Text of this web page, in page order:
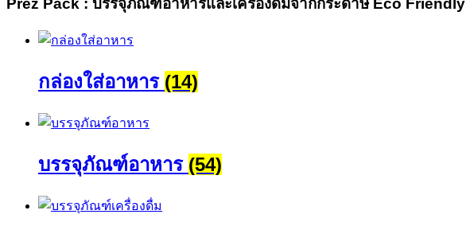
Prez Pack : บรรจุภัณฑ์อาหารและเครื่องดื่มจากกระดาษ Eco Friendly
กล่องใส่อาหาร (14)
บรรจุภัณฑ์อาหาร (54)